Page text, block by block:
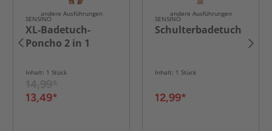
andere Ausführungen
SENSINO
XL-Badetuch-
Poncho 2 in 1
Inhalt: 1 Stück
13,49*
andere Ausführungen
SENSINO
Schulterbadetuch
Inhalt: 1 Stück
12,99*